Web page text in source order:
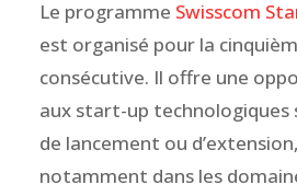
Le programme Swisscom
est organisé pour la
consécutive. Il offre une
aux start-up technologiques
de lancement ou
notamment dans les